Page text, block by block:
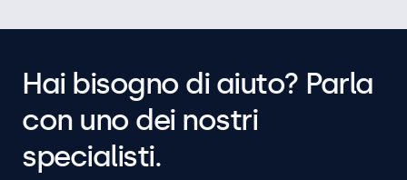
Hai bisogno di aiuto? Parla
con uno dei nostri
specialisti.